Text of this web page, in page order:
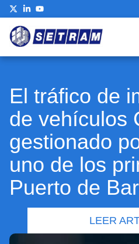
El tráfico de
de vehículos
gestionado
uno de los
Puerto de
LEER